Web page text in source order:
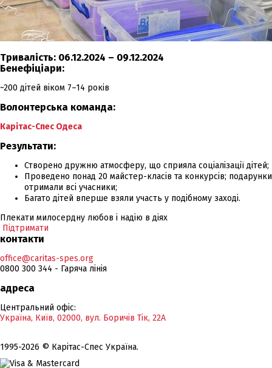
Тривалість: 06.12.2024 – 09.12.2024
Бенефіціари:
~200 дітей віком 7–14 років
Волонтерська команда:
Карітас-Спес Одеса
Результати:
Створено дружню атмосферу, що сприяла соціалізації дітей;
Проведено понад 20 майстер-класів та конкурсів; подарунки
отримали всі учасники;
Багато дітей вперше взяли участь у подібному заході.
Плекати милосердну любов і надію в діях
Підтримати
контакти
office@caritas-spes.org
0800 300 344 - Гаряча лінія
адреса
Центральний офіс:
Україна, Київ, 02000, вул. Боричів Тік, 22А
1995-2026 © Карітас-Спес Україна.